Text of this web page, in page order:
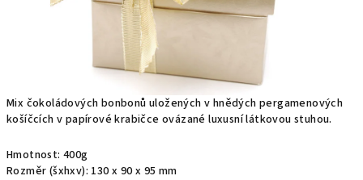
Mix čokoládových bonbonů uložených v hnědých pergamenových
košíčcích v papírové krabičce ovázané luxusní látkovou stuhou.
Hmotnost: 400g
Rozměr (šxhxv): 130 x 90 x 95 mm